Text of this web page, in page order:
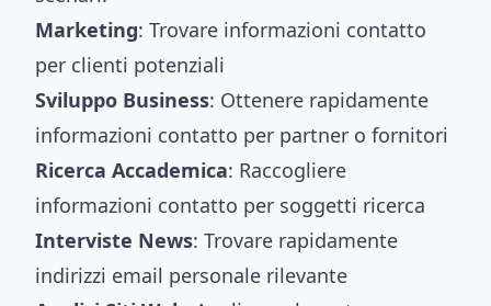
Marketing: Trovare informazioni contatto
per clienti potenziali
Sviluppo Business: Ottenere rapidamente
informazioni contatto per partner o fornitori
Ricerca Accademica: Raccogliere
informazioni contatto per soggetti ricerca
Interviste News: Trovare rapidamente
indirizzi email personale rilevante